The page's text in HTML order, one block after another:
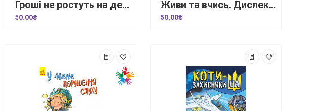
Гроші не ростуть на дереві. Життєві уроки
50.00₴
Живи та вчись. Дислексія — це не вирок
50.00₴